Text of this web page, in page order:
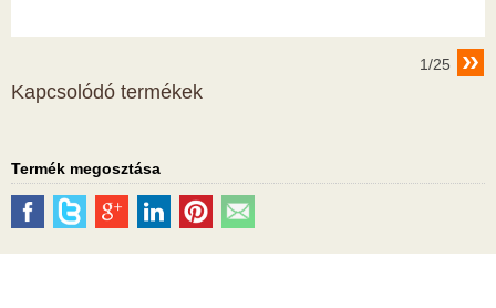
1/25
Kapcsolódó termékek
Termék megosztása